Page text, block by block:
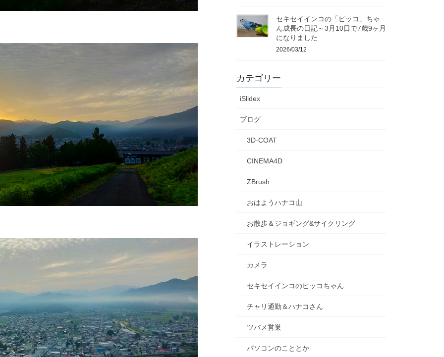
セキセイインコの「ピッコ」ちゃ
ん成長の日記～3月10日で7歳9ヶ月
になりました
2026/03/12
カテゴリー
iSlidex
ブログ
3D-COAT
CINEMA4D
ZBrush
おはようハナコ山
お散歩＆ジョギング&サイクリング
イラストレーション
カメラ
セキセイインコのピッコちゃん
チャリ通勤＆ハナコさん
ツバメ営巣
パソコンのこととか